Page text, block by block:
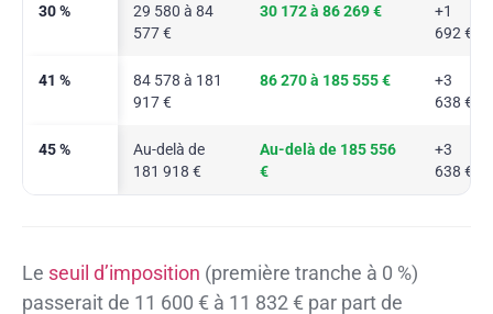
30 %
29 580 à 84
577 €
30 172 à 86 269 €
+1
692 €
41 %
84 578 à 181
917 €
86 270 à 185 555 €
+3
638 €
45 %
Au-delà de
181 918 €
Au-delà de 185 556
€
+3
638 €
Le seuil d’imposition (première tranche à 0 %)
passerait de 11 600 € à 11 832 € par part de